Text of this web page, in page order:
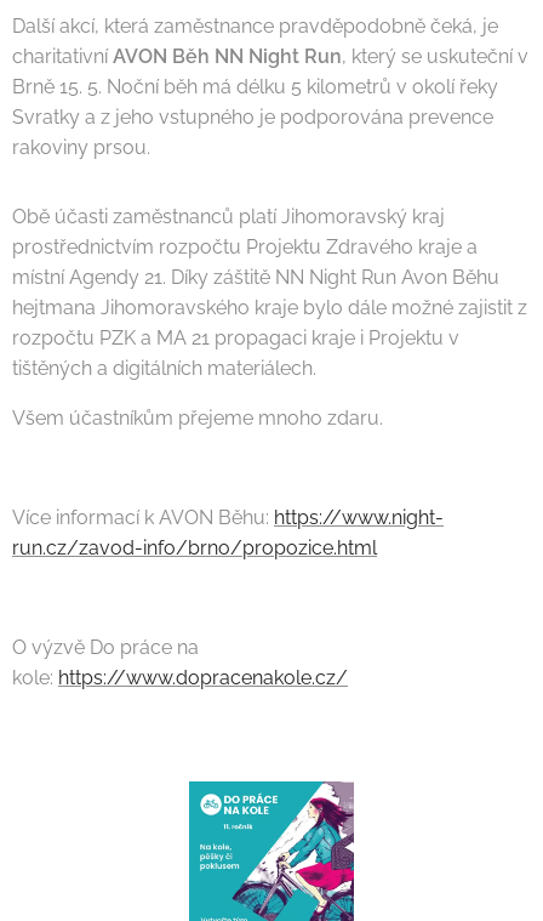
Další akcí, která zaměstnance pravděpodobně čeká, je
charitativní AVON Běh NN Night Run, který se uskuteční v
Brně 15. 5. Noční běh má délku 5 kilometrů v okolí řeky
Svratky a z jeho vstupného je podporována prevence
rakoviny prsou.
Obě účasti zaměstnanců platí Jihomoravský kraj
prostřednictvím rozpočtu Projektu Zdravého kraje a
místní Agendy 21. Díky záštitě NN Night Run Avon Běhu
hejtmana Jihomoravského kraje bylo dále možné zajistit z
rozpočtu PZK a MA 21 propagaci kraje i Projektu v
tištěných a digitálních materiálech.
Všem účastníkům přejeme mnoho zdaru.
Více informací k AVON Běhu: https://www.night-
run.cz/zavod-info/brno/propozice.html
O výzvě Do práce na
kole: https://www.dopracenakole.cz/